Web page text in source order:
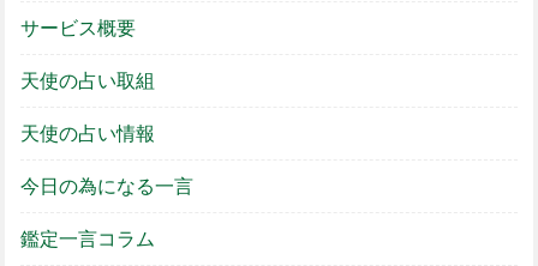
サービス概要
天使の占い取組
天使の占い情報
今日の為になる一言
鑑定一言コラム